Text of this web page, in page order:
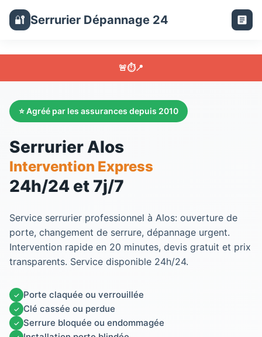
🔐 Serrurier Dépannage 24
🚨⏱️📍
⭐ Agréé par les assurances depuis 2010
Serrurier Alos
Intervention Express
24h/24 et 7j/7
Service serrurier professionnel à Alos: ouverture de
porte, changement de serrure, dépannage urgent.
Intervention rapide en 20 minutes, devis gratuit et prix
transparents. Service disponible 24h/24.
✓ Porte claquée ou verrouillée
✓ Clé cassée ou perdue
✓ Serrure bloquée ou endommagée